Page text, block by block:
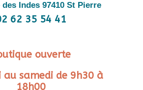
des Indes 97410 St Pierre
62 35 54 41
ouverte
au samedi de 9h30 à
18h00